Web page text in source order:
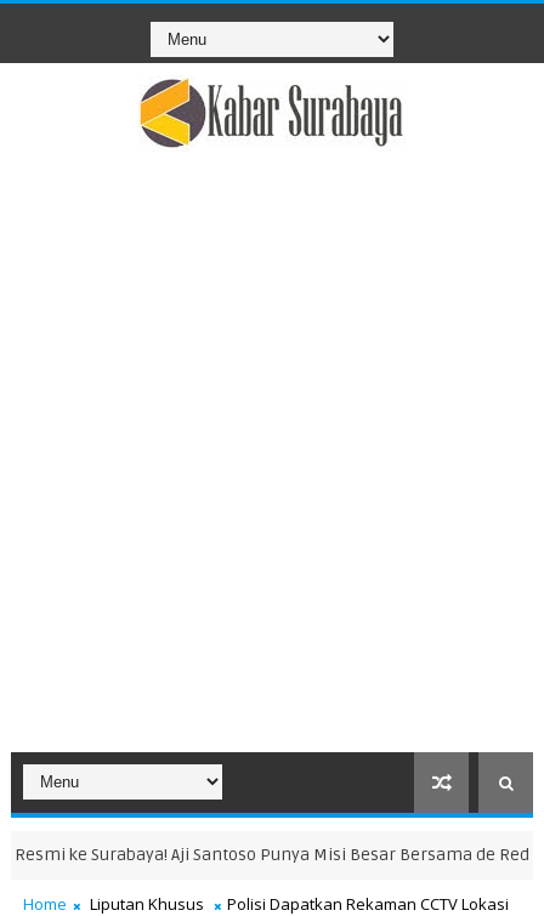
Santoso Punya Misi Besar Bersama de Red FC KABAR SURABAYA
Home Liputan Khusus
Polisi Dapatkan Rekaman CCTV Lokasi